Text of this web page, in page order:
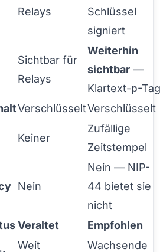
Relays
Schlüssel
signiert
Sichtbar für
Relays
Weiterhin
sichtbar —
Klartext-p-Tag
VerschlüsseltVerschlüsselt
Keiner
Zufällige
Zeitstempel
Nein
Nein — NIP-
44 bietet sie
nicht
Veraltet Empfohlen
Weit Wachsende